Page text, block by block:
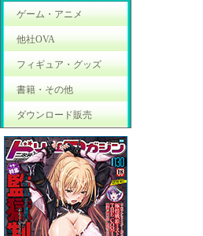
ゲーム・アニメ
他社OVA
フィギュア・グッズ
書籍・その他
ダウンロード販売